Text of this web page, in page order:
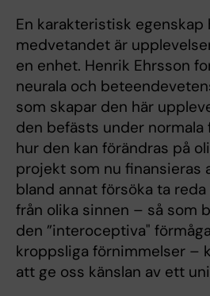
En karakteristisk egenskap
medvetandet är
en enhet. Henrik Ehrsson
neurala och
som skapar den här
den befästs under normala
hur den kan förändras på
projekt som nu finansieras
bland annat försöka ta
från olika sinnen – så som
den ”interoceptiva"
kroppsliga förnimmelser –
att ge oss känslan av ett